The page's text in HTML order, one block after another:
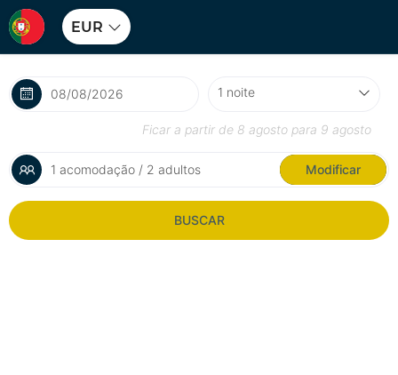
EUR
Ficar a partir de 8 agosto para 9 agosto
1 acomodação / 2 adultos Modificar